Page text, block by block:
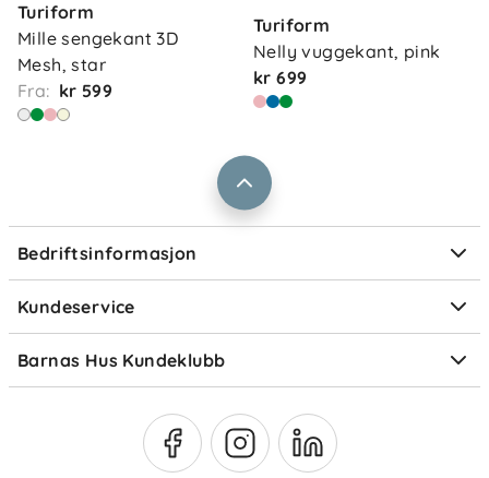
Turiform
Mille sengekant 3D
Mesh, star
Fra: kr 599
Turiform
Nelly vuggekant, pink
kr 699
Bedriftsinformasjon
Våre butikker
Vårt samfunnsansvar
Jobbe i Barnas Hus
Størrelsesguider
Kundeservice
Frakt og levering
Retur og reklamasjon
Salgsbetingelser
Ofte stilte spørsmål
Om Klarna
Barnas Hus Kundeklubb
Medlemsvilkår